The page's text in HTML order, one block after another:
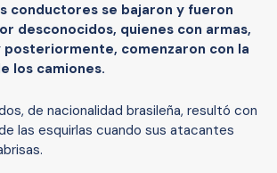
conductores se bajaron y fueron
desconocidos, quienes con armas,
posteriormente, comenzaron con la
los camiones.
de nacionalidad brasileña, resultó con
las esquirlas cuando sus atacantes